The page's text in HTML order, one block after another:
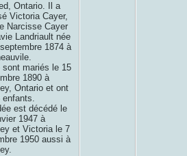
Ontario. Il a
Victoria Cayer,
Narcisse Cayer
Landriault née
1874 à
sont mariés le 15
1890 à
Ontario et ont
enfants.
est décédé le
1947 à
et Victoria le 7
1950 aussi à